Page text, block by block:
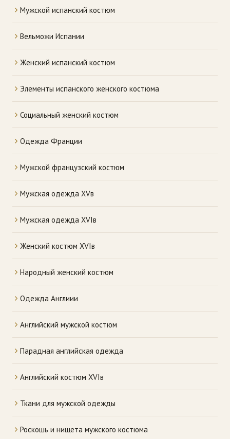
Мужской испанский костюм
Вельможи Испании
Женский испанский костюм
Элементы испанского женского костюма
Социальный женский костюм
Одежда Франции
Мужской французский костюм
Мужская одежда XVв
Мужская одежда XVIв
Женский костюм XVIв
Народный женский костюм
Одежда Англиии
Английский мужской костюм
Парадная английская одежда
Английский костюм XVIв
Ткани для мужской одежды
Роскошь и нищета мужского костюма